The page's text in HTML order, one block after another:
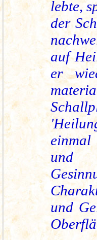
lebte,
der
auf
er
einmal
und
und